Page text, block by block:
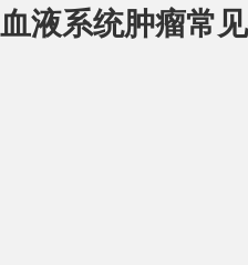
血液系统肿瘤常